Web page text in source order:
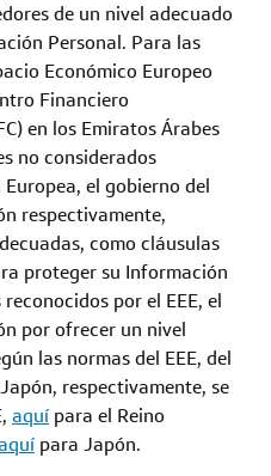
de un nivel adecuado
Personal. Para las
Económico Europeo
Financiero
en los Emiratos Árabes
no considerados
el gobierno del
respectivamente,
como cláusulas
proteger su Información
por el EEE, el
por ofrecer un nivel
las normas del EEE, del
respectivamente, se
aquípara el Reino
para Japón.